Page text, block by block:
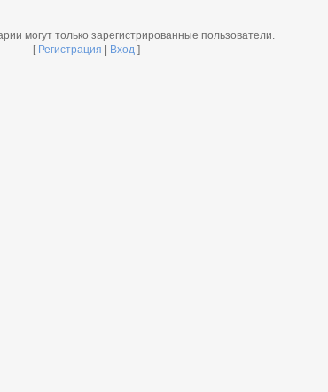
могут только зарегистрированные пользователи.
[ Регистрация Вход]